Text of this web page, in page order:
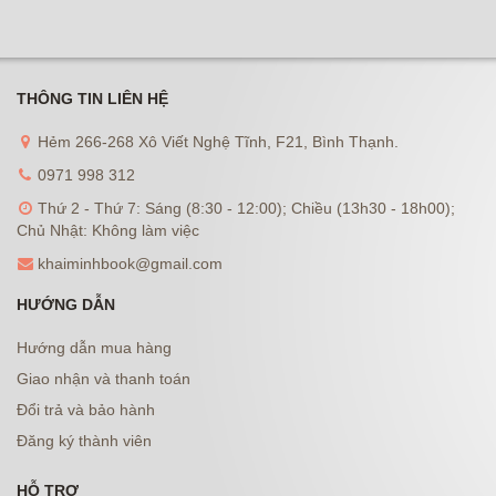
THÔNG TIN LIÊN HỆ
Hẻm 266-268 Xô Viết Nghệ Tĩnh, F21, Bình Thạnh.
0971 998 312
Thứ 2 - Thứ 7: Sáng (8:30 - 12:00); Chiều (13h30 - 18h00);
Chủ Nhật: Không làm việc
khaiminhbook@gmail.com
HƯỚNG DẪN
Hướng dẫn mua hàng
Giao nhận và thanh toán
Đổi trả và bảo hành
Đăng ký thành viên
HỖ TRỢ